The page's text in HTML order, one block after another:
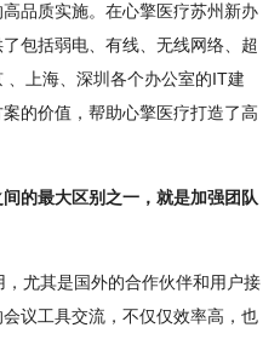
品质实施。在心擎医疗苏州新办
包括弱电、有线、无线网络、超
上海、深圳各个办公室的IT建
的价值，帮助心擎医疗打造了高
的最大区别之一，就是加强团队
尤其是国外的合作伙伴和用户接
议工具交流，不仅仅效率高，也